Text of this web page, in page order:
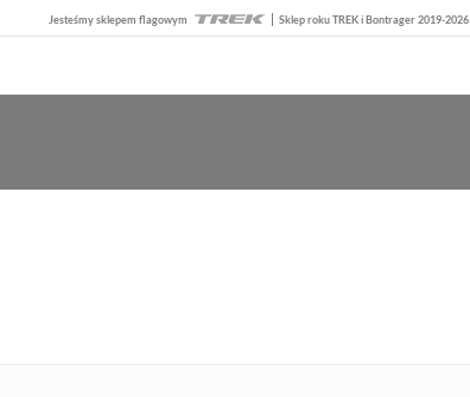
Jesteśmy sklepem flagowym Sklep roku TREK i Bontrager 2019-2026